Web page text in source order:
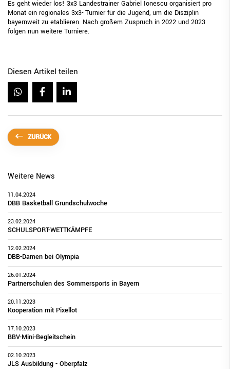
Es geht wieder los! 3x3 Landestrainer Gabriel Ionescu organisiert pro
Monat ein regionales 3x3- Turnier für die Jugend, um die Disziplin
bayernweit zu etablieren. Nach großem Zuspruch in 2022 und 2023
folgen nun weitere Turniere.
Diesen Artikel teilen
ZURÜCK
Weitere News
11.04.2024
DBB Basketball Grundschulwoche
23.02.2024
SCHULSPORT-WETTKÄMPFE
12.02.2024
DBB-Damen bei Olympia
26.01.2024
Partnerschulen des Sommersports in Bayern
20.11.2023
Kooperation mit Pixellot
17.10.2023
BBV-Mini-Begleitschein
02.10.2023
JLS Ausbildung - Oberpfalz